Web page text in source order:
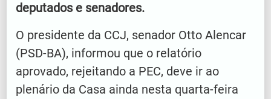
deputados e senadores.
O presidente da CCJ, senador Otto Alencar
(PSD-BA), informou que o relatório
aprovado, rejeitando a PEC, deve ir ao
plenário da Casa ainda nesta quarta-feira